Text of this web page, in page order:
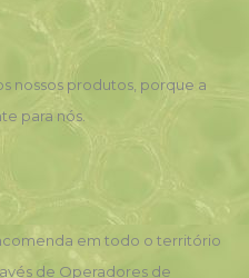
nossos produtos, porque a
para nós.
em todo o território
de Operadores de